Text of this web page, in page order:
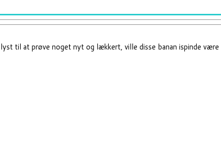
til at prøve noget nyt og lækkert, ville disse banan ispinde